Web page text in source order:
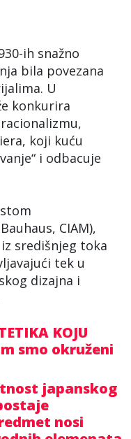
ih snažno
bila povezana
U
konkurira
koji kuću
i odbacuje
CIAM),
središnjeg toka
tek u
dizajna i
KOJU
smo okruženi
japanskog
nosi